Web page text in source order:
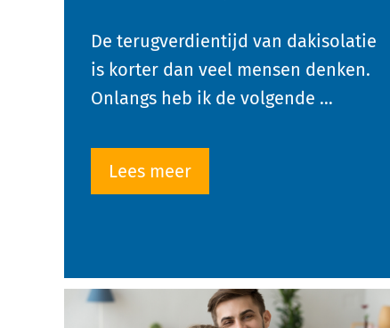
De terugverdientijd van dakisolatie
is korter dan veel mensen denken.
Onlangs heb ik de volgende …
Lees meer